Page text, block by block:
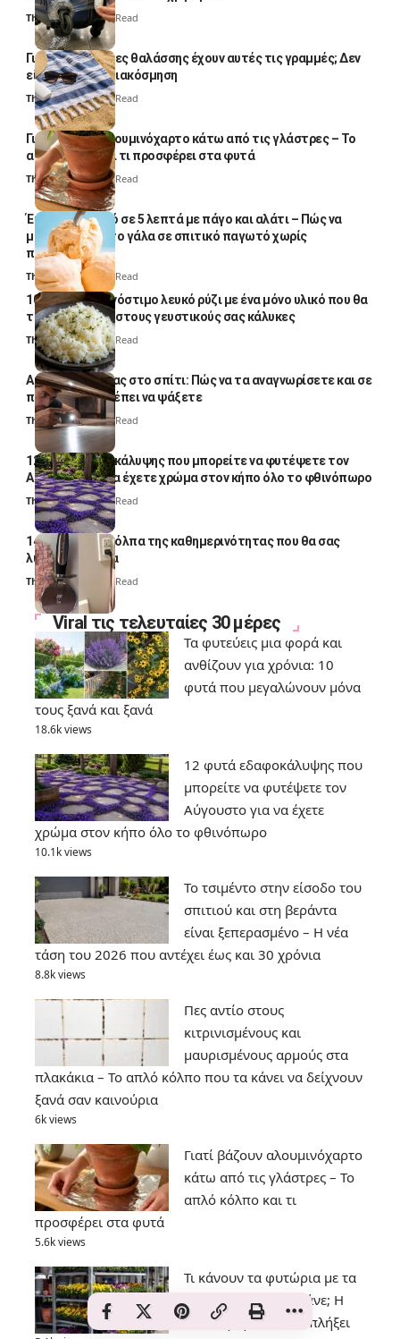
Thali Ombre 4 Min Read
Γιατί οι πετσέτες θαλάσσης έχουν αυτές τις γραμμές; Δεν
είναι μόνο για διακόσμηση
Thali Ombre5 Min Read
Γιατί βάζουν αλουμινόχαρτο κάτω από τις γλάστρες – Το
απλό κόλπο και τι προσφέρει στα φυτά
Thali Ombre4 Min Read
Έτοιμο παγωτό σε 5 λεπτά με πάγο και αλάτι – Πώς να
μετατρέψετε το γάλα σε σπιτικό παγωτό χωρίς
παγωτομηχανή
Thali Ombre 4 Min Read
10 φορές ποιο νόστιμο λευκό ρύζι με ένα μόνο υλικό που θα
το απογειώσει στους γευστικούς σας κάλυκες
Thali Ombre4 Min Read
Αυγά κατσαρίδας στο σπίτι: Πώς να τα αναγνωρίσετε και σε
ποια σημεία πρέπει να ψάξετε
Thali Ombre4 Min Read
12 φυτά εδαφοκάλυψης που μπορείτε να φυτέψετε τον
Αύγουστο για να έχετε χρώμα στον κήπο όλο το φθινόπωρο
Thali Ombre7 Min Read
14 πανέξυπνα κόλπα της καθημερινότητας που θα σας
λύσουν τα χέρια
Thali Ombre 6 Min Read
Viral τις τελευταίες 30 μέρες
Τα φυτεύεις μια φορά και
ανθίζουν για χρόνια: 10
φυτά που μεγαλώνουν μόνα
τους ξανά και ξανά
18.6k views
12 φυτά εδαφοκάλυψης που
μπορείτε να φυτέψετε τον
Αύγουστο για να έχετε
χρώμα στον κήπο όλο το φθινόπωρο
10.1k views
Το τσιμέντο στην είσοδο του
σπιτιού και στη βεράντα
είναι ξεπερασμένο – Η νέα
τάση του 2026 που αντέχει έως και 30 χρόνια
8.8k views
Πες αντίο στους
κιτρινισμένους και
μαυρισμένους αρμούς στα
πλακάκια – Το απλό κόλπο που τα κάνει να δείχνουν
ξανά σαν καινούρια
6k views
Γιατί βάζουν αλουμινόχαρτο
κάτω από τις γλάστρες – Το
απλό κόλπο και τι
προσφέρει στα φυτά
5.6k views
Τι κάνουν τα φυτώρια με τα
φυτά που δεν πουλάνε; Η
απάντηση θα σας εκπλήξει